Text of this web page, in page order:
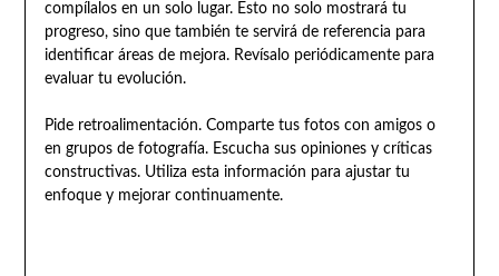
compílalos en un solo lugar. Esto no solo mostrará tu
progreso, sino que también te servirá de referencia para
identificar áreas de mejora. Revísalo periódicamente para
evaluar tu evolución.
Pide retroalimentación. Comparte tus fotos con amigos o
en grupos de fotografía. Escucha sus opiniones y críticas
constructivas. Utiliza esta información para ajustar tu
enfoque y mejorar continuamente.